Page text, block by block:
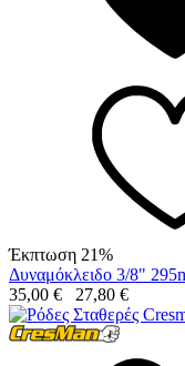
Έκπτωση 21%
Δυναμόκλειδο 3/8"
35,00 € 27,80 €